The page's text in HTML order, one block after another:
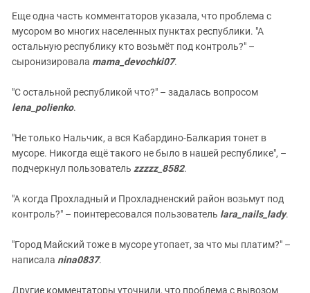
Еще одна часть комментаторов указала, что проблема с
мусором во многих населенных пунктах республики. "А
остальную республику кто возьмёт под контроль?" –
сыронизировала mama_devochki07.
"С остальной республикой что?" – задалась вопросом
lena_polienko.
"Не только Нальчик, а вся Кабардино-Балкария тонет в
мусоре. Никогда ещё такого не было в нашей республике", –
подчеркнул пользователь zzzzz_8582.
"А когда Прохладный и Прохладненский район возьмут под
контроль?" – поинтересовался пользователь lara_nails_lady.
"Город Майский тоже в мусоре утопает, за что мы платим?" –
написала nina0837.
Другие комментаторы уточнили, что проблема с вывозом